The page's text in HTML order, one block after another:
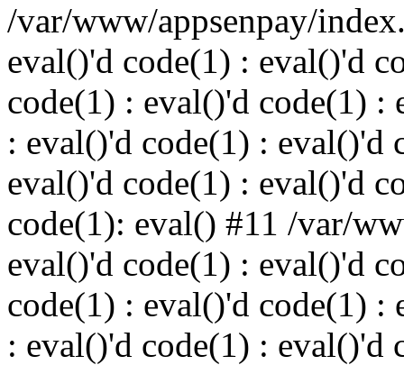
/var/www/appsenpay/
eval()'d code(1) : eval()'d
code(1) : eval()'d code(1) :
: eval()'d code(1) : eval()'d
eval()'d code(1) : eval()'d
code(1): eval() #11 /var/
eval()'d code(1) : eval()'d
code(1) : eval()'d code(1) :
: eval()'d code(1) : eval()'d